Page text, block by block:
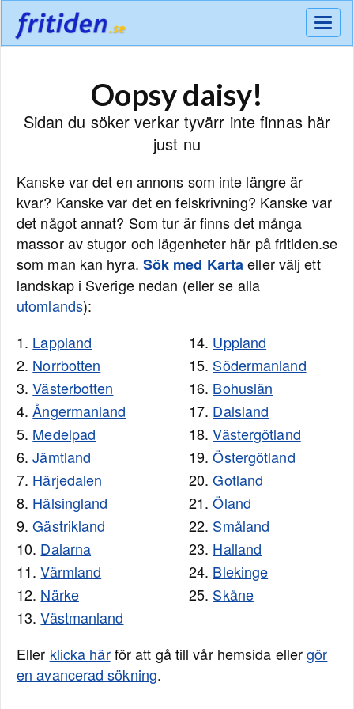
Meny
Oopsy daisy!
Sidan du söker verkar tyvärr inte finnas här
just nu
Kanske var det en annons som inte längre är
kvar? Kanske var det en felskrivning? Kanske var
det något annat? Som tur är finns det många
massor av stugor och lägenheter här på fritiden.se
som man kan hyra. Sök med Kartaeller välj ett
landskap i Sverige nedan (eller se alla
utomlands):
1. Lappland
2. Norrbotten
3.Västerbotten
4.Ångermanland
5. Medelpad
6.Jämtland
7. Härjedalen
8. Hälsingland
9.Gästrikland
10. Dalarna
11.Värmland
12. Närke
13.Västmanland
14. Uppland
15. Södermanland
16. Bohuslän
17. Dalsland
18.Västergötland
19.Östergötland
20.Gotland
21.Öland
22. Småland
23. Halland
24. Blekinge
25. Skåne
Eller klicka härför att gå till vår hemsida ellergör
en avancerad sökning.